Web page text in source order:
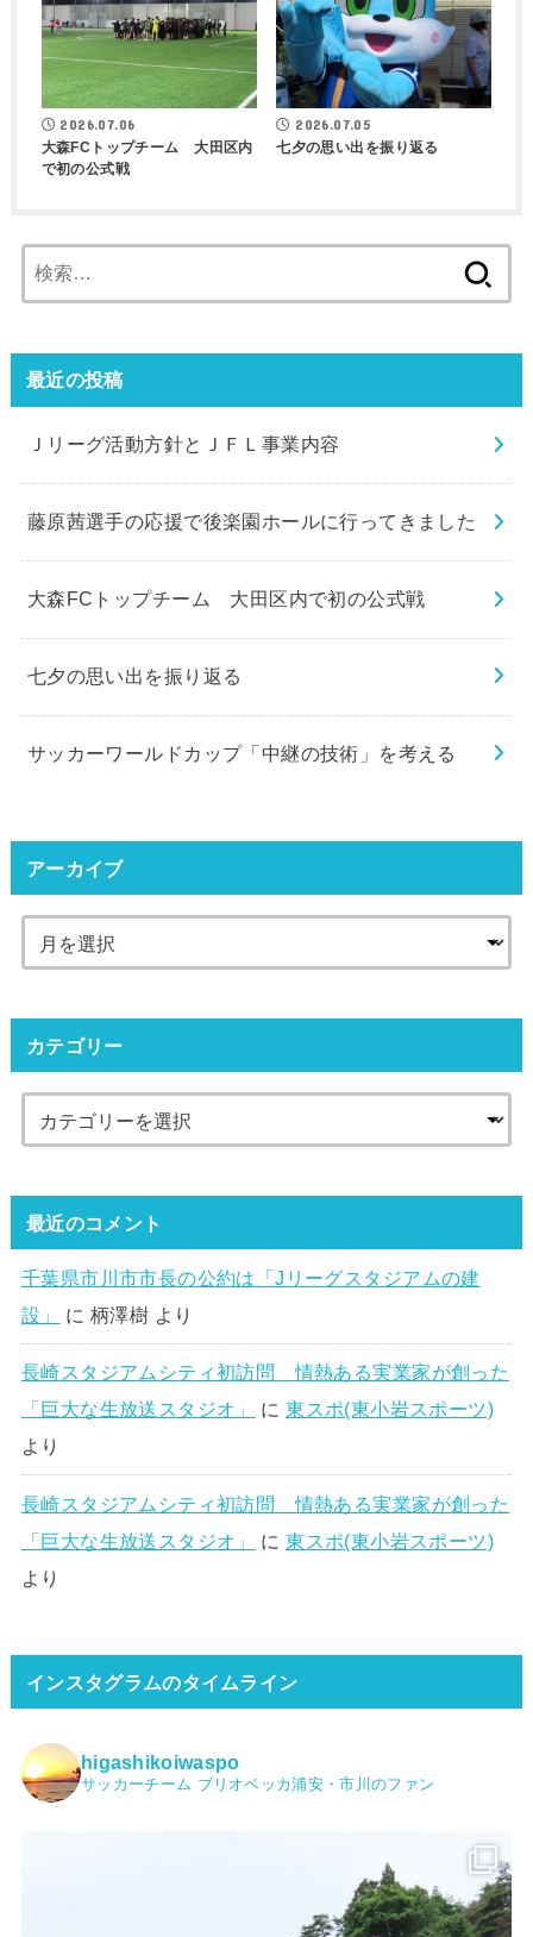
2026.07.06
大森FCトップチーム 大田区内
で初の公式戦
2026.07.05
七夕の思い出を振り返る
索:
最近の投稿
Ｊリーグ活動方針とＪＦＬ事業内容
藤原茜選手の応援で後楽園ホールに行ってきました
大森FCトップチーム 大田区内で初の公式戦
七夕の思い出を振り返る
サッカーワールドカップ「中継の技術」を考える
アーカイブ
カテゴリー
最近のコメント
千葉県市川市市長の公約は「Jリーグスタジアムの建
設」
に 柄澤樹 より
長崎スタジアムシティ初訪問 情熱ある実業家が創った
「巨大な生放送スタジオ」
に東スポ(東小岩スポーツ)
より
長崎スタジアムシティ初訪問 情熱ある実業家が創った
「巨大な生放送スタジオ」
に東スポ(東小岩スポーツ)
より
インスタグラムのタイムライン
higashikoiwaspo
サッカーチーム ブリオベッカ浦安・市川のファン